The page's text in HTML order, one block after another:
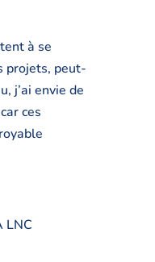
à se
projets, peut-
j’ai envie de
ces
LNC